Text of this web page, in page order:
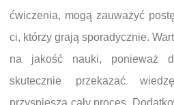
ćwiczenia, mogą zauważyć
ci, którzy grają sporadycznie.
na jakość nauki, ponieważ
skutecznie przekazać
przyspiesza cały proces.